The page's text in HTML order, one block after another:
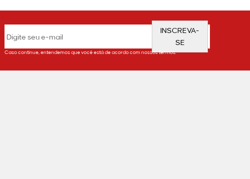
INSCREVA-
SE
Caso continue, entendemos que você está de acordo com nossos termos.